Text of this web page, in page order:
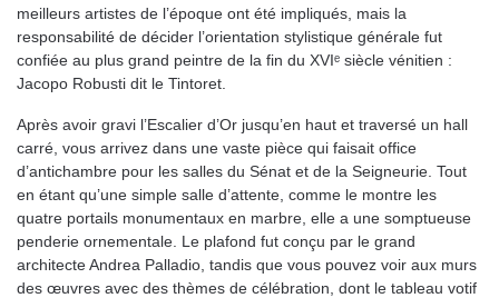
meilleurs artistes de l’époque ont été impliqués, mais la
responsabilité de décider l’orientation stylistique générale fut
confiée au plus grand peintre de la fin du XVIᵉ siècle vénitien :
Jacopo Robusti dit le Tintoret.
Après avoir gravi l’Escalier d’Or jusqu’en haut et traversé un hall
carré, vous arrivez dans une vaste pièce qui faisait office
d’antichambre pour les salles du Sénat et de la Seigneurie. Tout
en étant qu’une simple salle d’attente, comme le montre les
quatre portails monumentaux en marbre, elle a une somptueuse
penderie ornementale. Le plafond fut conçu par le grand
architecte Andrea Palladio, tandis que vous pouvez voir aux murs
des œuvres avec des thèmes de célébration, dont le tableau votif